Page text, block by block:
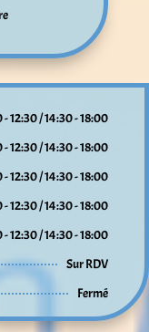
- 12:30 / 14:30 - 18:00
- 12:30 / 14:30 - 18:00
- 12:30 / 14:30 - 18:00
- 12:30 / 14:30 - 18:00
- 12:30 / 14:30 - 18:00
Sur RDV
Fermé